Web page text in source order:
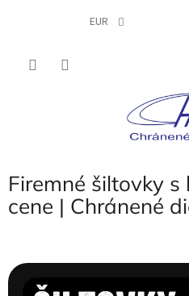
EUR
Firemné šiltovky
cene | Chránené